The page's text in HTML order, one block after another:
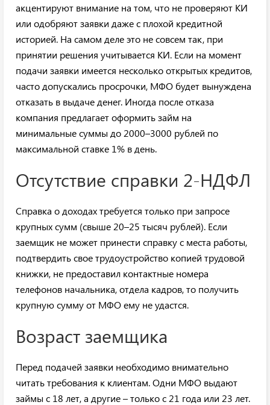
акцентируют внимание на том, что не проверяют КИ
или одобряют заявки даже с плохой кредитной
историей. На самом деле это не совсем так, при
принятии решения учитывается КИ. Если на момент
подачи заявки имеется несколько открытых кредитов,
часто допускались просрочки, МФО будет вынуждена
отказать в выдаче денег. Иногда после отказа
компания предлагает оформить займ на
минимальные суммы до 2000–3000 рублей по
максимальной ставке 1% в день.
Отсутствие справки 2-НДФЛ
Справка о доходах требуется только при запросе
крупных сумм (свыше 20–25 тысяч рублей). Если
заемщик не может принести справку с места работы,
подтвердить свое трудоустройство копией трудовой
книжки, не предоставил контактные номера
телефонов начальника, отдела кадров, то получить
крупную сумму от МФО ему не удастся.
Возраст заемщика
Перед подачей заявки необходимо внимательно
читать требования к клиентам. Одни МФО выдают
займы с 18 лет, а другие – только с 21 года или 23 лет.